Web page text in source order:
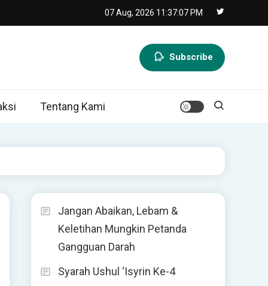
07 Aug, 2026 11:37:08 PM
Subscribe
Tentang Kami
Jangan Abaikan, Lebam &
Keletihan Mungkin Petanda
Gangguan Darah
Syarah Ushul ‘Isyrin Ke-4